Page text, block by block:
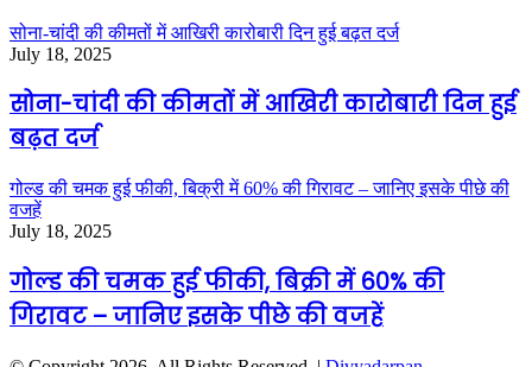
सोना-चांदी की कीमतों में आखिरी कारोबारी दिन हुई बढ़त दर्ज
July 18, 2025
सोना-चांदी की कीमतों में आखिरी कारोबारी दिन हुई
बढ़त दर्ज
गोल्ड की चमक हुई फीकी, बिक्री में 60% की गिरावट – जानिए इसके पीछे की
वजहें
July 18, 2025
गोल्ड की चमक हुई फीकी, बिक्री में 60% की
गिरावट – जानिए इसके पीछे की वजहें